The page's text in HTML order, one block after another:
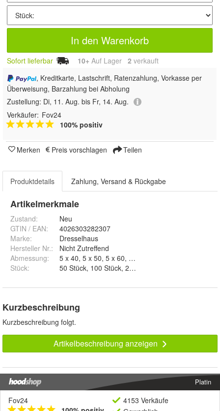
In den Warenkorb
Sofort lieferbar 10+ Auf Lager 2 verkauft
, Kreditkarte, Lastschrift, Ratenzahlung, Vorkasse per
Überweisung, Barzahlung bei Abholung
Zustellung: Di, 11. Aug. bis Fr, 14. Aug.
Verkäufer: Fov24
100% positiv
Merken Preis vorschlagen Teilen
Produktdetails Zahlung, Versand & Rückgabe
Artikelmerkmale
Zustand:
Neu
GTIN / EAN:
4026303282307
Marke:
Dresselhaus
Hersteller Nr.:
Nicht Zutreffend
Abmessung:
Stück:
Kurzbeschreibung
Kurzbeschreibung folgt.
Artikelbeschreibung anzeigen
Platin
Fov24
4153 Verkäufe